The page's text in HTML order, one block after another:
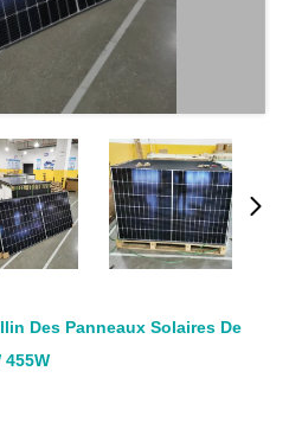
Des Panneaux Solaires De
455W